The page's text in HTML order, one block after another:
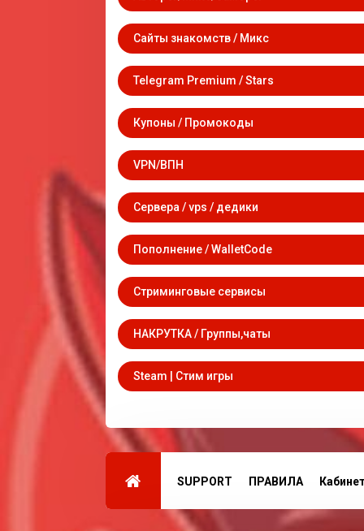
Сайты знакомств / Микс
Telegram Premium / Stars
Купоны / Промокоды
VPN/ВПН
Сервера / vps / дедики
Пополнение / WalletCode
Стриминговые сервисы
НАКРУТКА / Группы,чаты
Steam | Стим игры
SUPPORT ПРАВИЛА